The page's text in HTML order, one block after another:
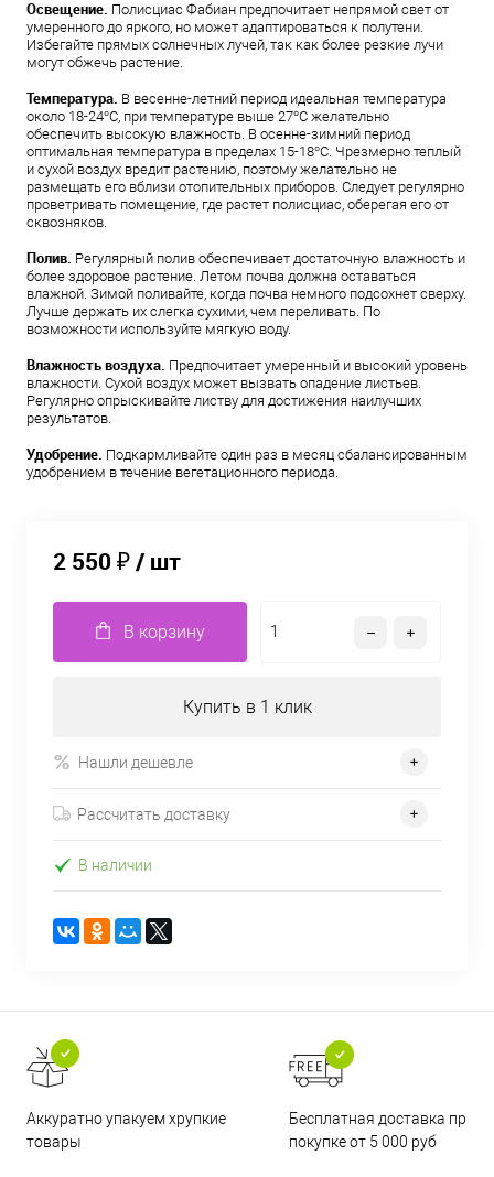
Освещение. Полисциас Фабиан предпочитает непрямой свет от
умеренного до яркого, но может адаптироваться к полутени.
Избегайте прямых солнечных лучей, так как более резкие лучи
могут обжечь растение.
Температура. В весенне-летний период идеальная температура
около 18-24°С, при температуре выше 27°С желательно
обеспечить высокую влажность. В осенне-зимний период
оптимальная температура в пределах 15-18°С. Чрезмерно теплый
и сухой воздух вредит растению, поэтому желательно не
размещать его вблизи отопительных приборов. Следует регулярно
проветривать помещение, где растет полисциас, оберегая его от
сквозняков.
Полив. Регулярный полив обеспечивает достаточную влажность и
более здоровое растение. Летом почва должна оставаться
влажной. Зимой поливайте, когда почва немного подсохнет сверху.
Лучше держать их слегка сухими, чем переливать. По
возможности используйте мягкую воду.
Влажность воздуха. Предпочитает умеренный и высокий уровень
влажности. Сухой воздух может вызвать опадение листьев.
Регулярно опрыскивайте листву для достижения наилучших
результатов.
Удобрение. Подкармливайте один раз в месяц сбалансированным
удобрением в течение вегетационного периода.
2 550 ₽/ шт
В корзину
Купить в 1 клик
Нашли дешевле
Рассчитать доставку
В наличии
Аккуратно упакуем хрупкие
товары
Бесплатная доставка при
покупке от 5 000 руб